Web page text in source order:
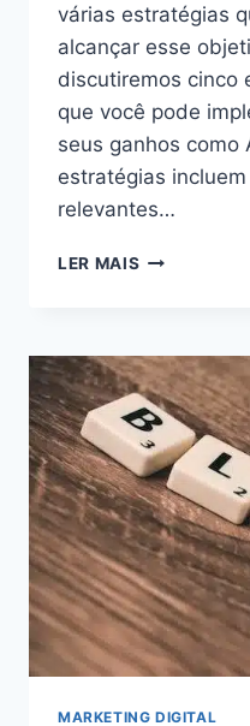
várias estratégias
alcançar esse
discutiremos cinco
que você pode
seus ganhos como
estratégias
relevantes…
LER MAIS
MAXIMIZAR
SEUS
GANHOS
COMO
AFILIADO
DIGITAL:
AUMENTE
SUA
RENDA
AGORA!
MARKETING DIGITAL